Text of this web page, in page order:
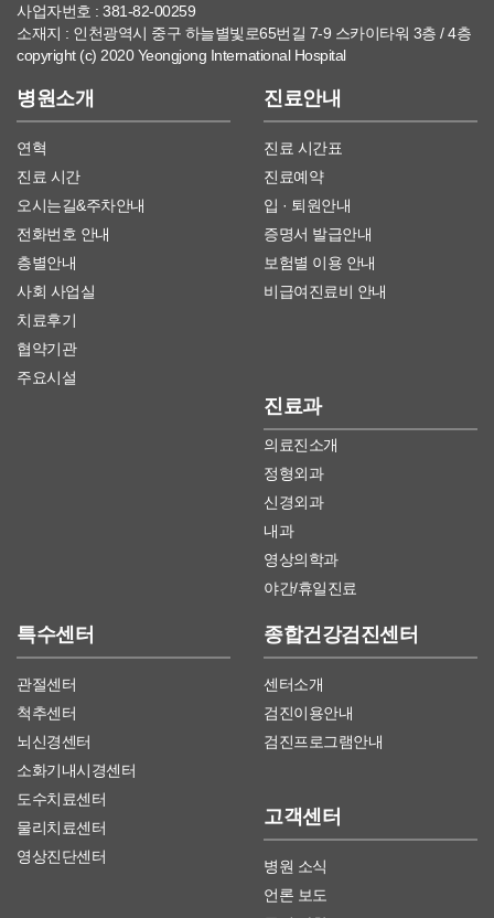
사업자번호 : 381-82-00259
소재지 : 인천광역시 중구 하늘별빛로65번길 7-9 스카이타워 3층 / 4층
copyright (c) 2020 Yeongjong International Hospital
병원소개
연혁
진료 시간
오시는길&주차안내
전화번호 안내
층별안내
사회 사업실
치료후기
협약기관
주요시설
진료안내
진료 시간표
진료예약
입 · 퇴원안내
증명서 발급안내
보험별 이용 안내
비급여진료비 안내
진료과
의료진소개
정형외과
신경외과
내과
영상의학과
야간/휴일진료
특수센터
관절센터
척추센터
뇌신경센터
소화기내시경센터
도수치료센터
물리치료센터
영상진단센터
종합건강검진센터
센터소개
검진이용안내
검진프로그램안내
고객센터
병원 소식
언론 보도